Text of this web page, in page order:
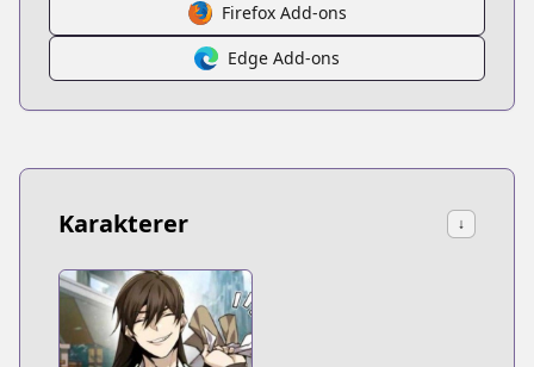
Firefox Add-ons
Edge Add-ons
Karakterer ↓